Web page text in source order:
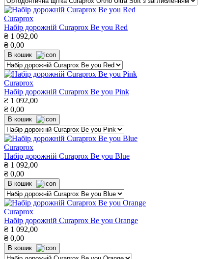
Curaprox
Набір дорожній Curaprox Be you Red
₴ 1 092,00
₴ 0,00
В кошик
Curaprox
Набір дорожній Curaprox Be you Pink
₴ 1 092,00
₴ 0,00
В кошик
Curaprox
Набір дорожній Curaprox Be you Blue
₴ 1 092,00
₴ 0,00
В кошик
Curaprox
Набір дорожній Curaprox Be you Orange
₴ 1 092,00
₴ 0,00
В кошик